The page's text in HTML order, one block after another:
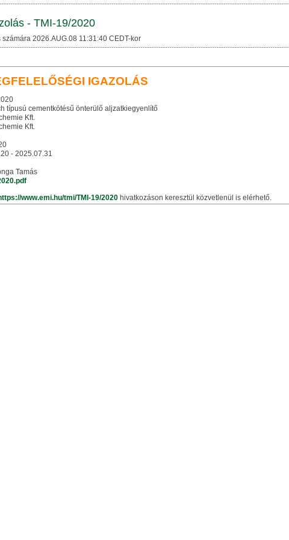
- TMI-19/2020
2026.AUG.08 11:31:40 CEDT-kor
IGAZOLÁS
típusú cementkötésű önterülő aljzatkiegyenlítő
Kft.
Kft.
- 2025.07.31
Tamás
www.emi.hu/tmi/TMI-19/2020 hivatkozáson keresztül közvetlenül is elérhető.